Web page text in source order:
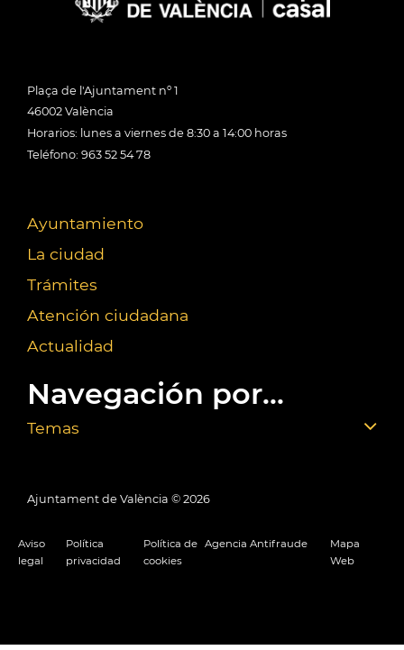
Plaça de l'Ajuntament nº 1
46002 València
Horarios: lunes a viernes de 8:30 a 14:00 horas
Teléfono: 963 52 54 78
Ayuntamiento
La ciudad
Trámites
Atención ciudadana
Actualidad
Navegación por...
Temas
Ajuntament de València © 2026
Aviso
legal
Política
privacidad
Política de
cookies
Agencia Antifraude
Mapa
Web